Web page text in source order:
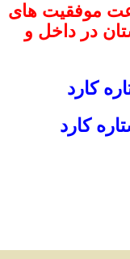
اندرکاران سایت ۲۴ ساعت موفقیت های
در داخل و
کارد
کارد